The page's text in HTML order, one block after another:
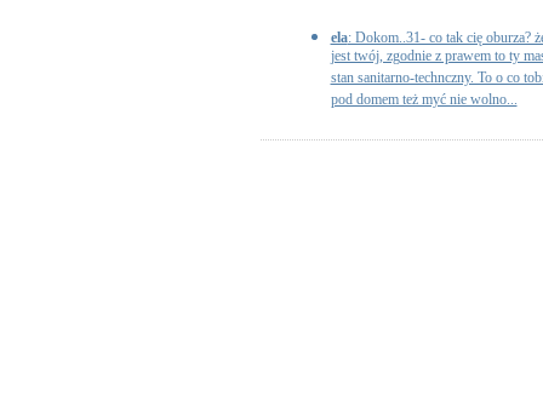
ela: Dokom..31- co tak cię oburza?
jest twój, zgodnie z prawem to ty
stan sanitarno-technczny. To o co
pod domem też myć nie wolno...